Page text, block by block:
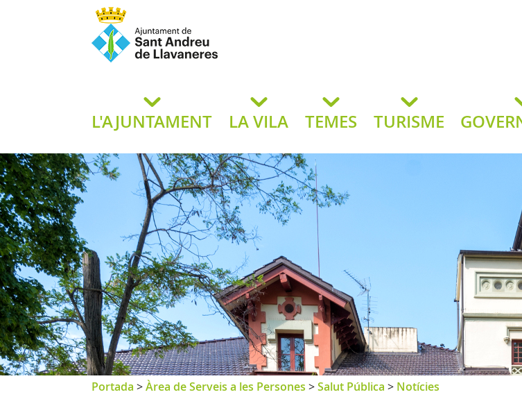
de Llavaneres
L'AJUNTAMENT LA VILA TEMES TURISME
Portada >Àrea de Serveis a les Persones >Salut Pública > Notícies